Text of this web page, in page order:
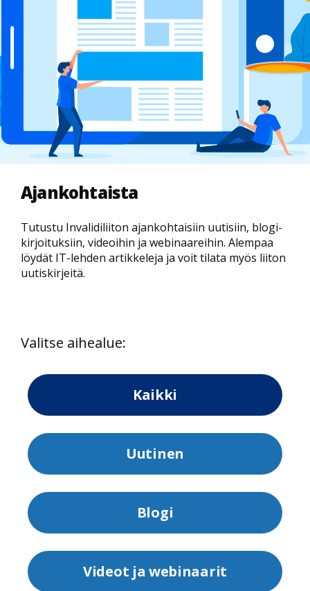
Ajankohtaista
Tutustu Invalidiliiton ajankohtaisiin uutisiin, blogi-
kirjoituksiin, videoihin ja webinaareihin. Alempaa
löydät IT-lehden artikkeleja ja voit tilata myös liiton
uutiskirjeitä.
Valitse aihealue:
Kaikki
Uutinen
Blogi
Videot ja webinaarit